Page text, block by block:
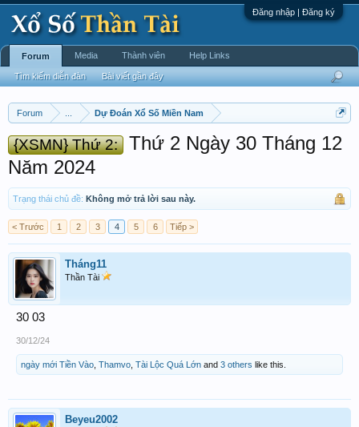
Đăng nhập | Đăng ký
Forum Dự Đoán Xổ Số Miền Nam
{XSMN} Thứ 2:
Thứ 2 Ngày 30 Tháng 12
Năm 2024
Trạng thái chủ đề: Không mở trả lời sau này.
< Trước 1 2 3 4 5 6 Tiếp >
Tháng11
Thần Tài
30 03
30/12/24
ngày mới Tiền Vào Thamvo Tài Lộc Quá Lớn and 3 others like this.
Beyeu2002
Forum
Tìm kiếm diễn đàn Bài viết gần đây
Media Thành viên Help Links